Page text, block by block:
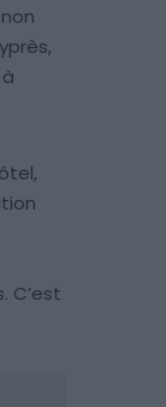
C’est